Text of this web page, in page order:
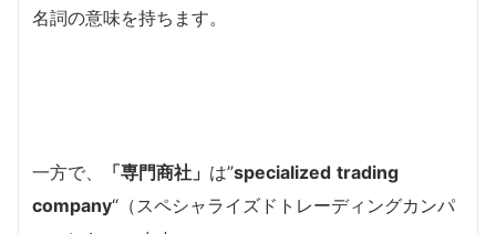
名詞の意味を持ちます。
一方で、 「専門商社」 は”specialized trading
company“（スペシャライズドトレーディングカンパ